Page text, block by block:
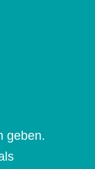
geben.